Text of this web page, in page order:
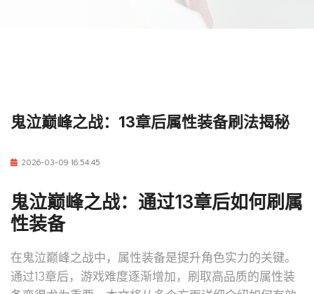
鬼泣巅峰之战：13章后属性装备刷法揭秘
2026-03-09 16:54:45
鬼泣巅峰之战：通过13章后如何刷属
性装备
在鬼泣巅峰之战中，属性装备是提升角色实力的关键。
通过13章后，游戏难度逐渐增加，刷取高品质的属性装